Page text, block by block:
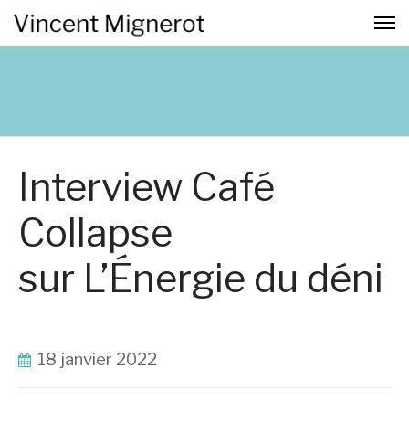
Interview Café
Collapse
sur L’Énergie du déni
18 janvier 2022